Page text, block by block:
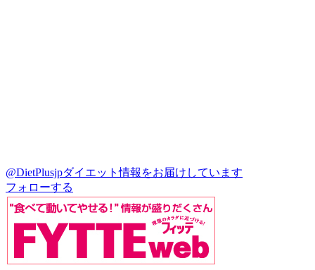
@DietPlusjpダイエット情報をお届けしています
フォローする